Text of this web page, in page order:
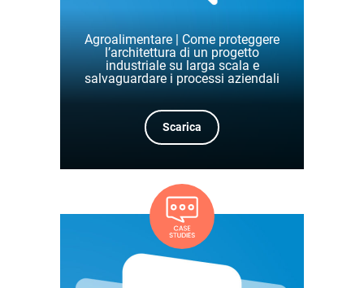
Agroalimentare | Come proteggere
l’architettura di un progetto
industriale su larga scala e
salvaguardare i processi aziendali
Scarica